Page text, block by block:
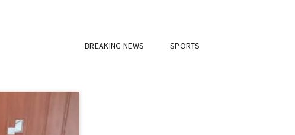
BREAKING NEWS SPORTS